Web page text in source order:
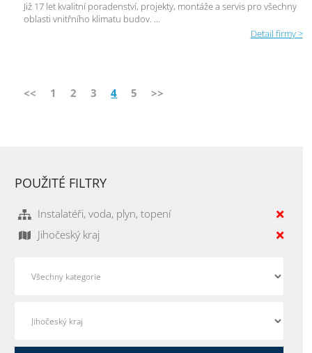
Již 17 let kvalitní poradenství, projekty, montáže a servis pro všechny
oblasti vnitřního klimatu budov. ...
Detail firmy >
<< 1 2 3 4 5 >>
POUŽITÉ FILTRY
Instalatéři, voda, plyn, topení
Jihočeský kraj